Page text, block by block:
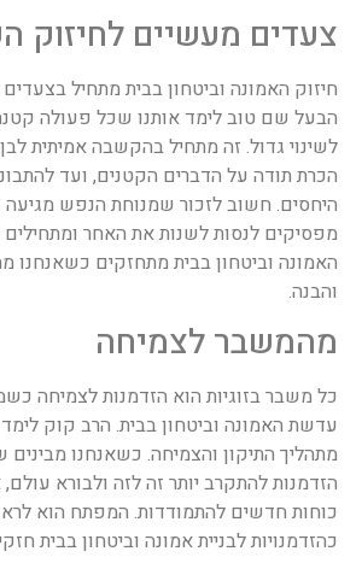
צעדים מעשיים לחיזוק
חיזוק האמונה וביטחון בבית מתחיל בצעדים
הבעל שם טוב לימד אותנו שכל פעולה
לשינוי גדול. זה מתחיל בהקשבה אמיתית
הכרת תודה על הדברים הקטנים, ועד
היחסים. חשוב לזכור שמנוחת הנפש
מפסיקים לנסות לשנות את האחר
האמונה וביטחון בבית מתחזקים כשאנחנו
והבנה.
מהמשבר לצמיחה
כל משבר בזוגיות הוא הזדמנות לצמיחה
עדשת האמונה וביטחון בבית. הרב קוק
מתהליך התיקון והצמיחה. כשאנחנו
הזדמנות להתקרב יותר זה לזה ולבורא
כוחות חדשים להתמודדות. המפתח הוא
כהזדמנויות לבניית אמונה וביטחון בבית